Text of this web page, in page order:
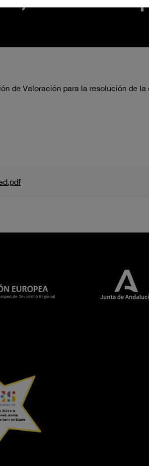
de Valoración para la resolución de